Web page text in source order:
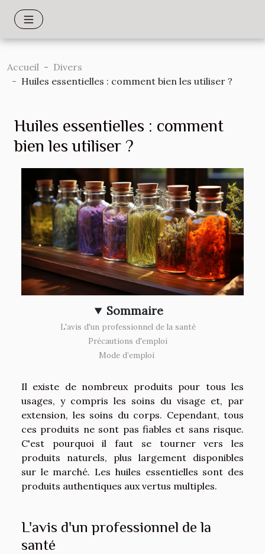
Accueil
Divers
Huiles essentielles : comment bien les utiliser ?
Huiles essentielles : comment
bien les utiliser ?
Sommaire
L'avis d'un professionnel de la santé
Précautions d'emploi
Mode d’emploi
Il existe de nombreux produits pour tous les
usages, y compris les soins du visage et, par
extension, les soins du corps. Cependant, tous
ces produits ne sont pas fiables et sans risque.
C'est pourquoi il faut se tourner vers les
produits naturels, plus largement disponibles
sur le marché. Les huiles essentielles sont des
produits authentiques aux vertus multiples.
L'avis d'un professionnel de la
santé